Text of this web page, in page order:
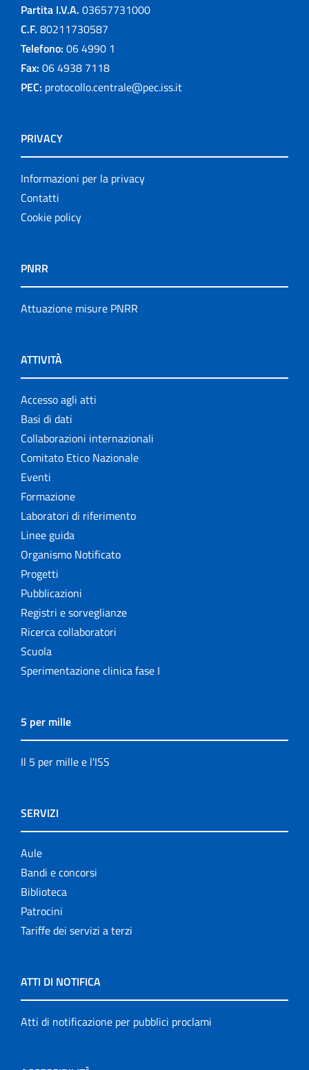
Partita I.V.A. 03657731000
C.F. 80211730587
Telefono: 06 4990 1
Fax: 06 4938 7118
PEC: protocollo.centrale@pec.iss.it
PRIVACY
Informazioni per la privacy
Contatti
Cookie policy
PNRR
Attuazione misure PNRR
ATTIVITÀ
Accesso agli atti
Basi di dati
Collaborazioni internazionali
Comitato Etico Nazionale
Eventi
Formazione
Laboratori di riferimento
Linee guida
Organismo Notificato
Progetti
Pubblicazioni
Registri e sorveglianze
Ricerca collaboratori
Scuola
Sperimentazione clinica fase I
5 per mille
Il 5 per mille e l'ISS
SERVIZI
Aule
Bandi e concorsi
Biblioteca
Patrocini
Tariffe dei servizi a terzi
ATTI DI NOTIFICA
Atti di notificazione per pubblici proclami